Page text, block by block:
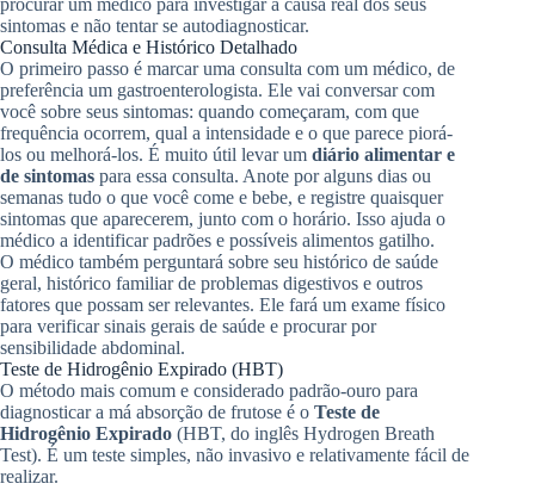
procurar um médico para investigar a causa real dos seus
sintomas e não tentar se autodiagnosticar.
Consulta Médica e Histórico Detalhado
O primeiro passo é marcar uma consulta com um médico, de
preferência um gastroenterologista. Ele vai conversar com
você sobre seus sintomas: quando começaram, com que
frequência ocorrem, qual a intensidade e o que parece piorá-
los ou melhorá-los. É muito útil levar um diário alimentar e
de sintomas para essa consulta. Anote por alguns dias ou
semanas tudo o que você come e bebe, e registre quaisquer
sintomas que aparecerem, junto com o horário. Isso ajuda o
médico a identificar padrões e possíveis alimentos gatilho.
O médico também perguntará sobre seu histórico de saúde
geral, histórico familiar de problemas digestivos e outros
fatores que possam ser relevantes. Ele fará um exame físico
para verificar sinais gerais de saúde e procurar por
sensibilidade abdominal.
Teste de Hidrogênio Expirado (HBT)
O método mais comum e considerado padrão-ouro para
diagnosticar a má absorção de frutose é o Teste de
Hidrogênio Expirado (HBT, do inglês Hydrogen Breath
Test). É um teste simples, não invasivo e relativamente fácil de
realizar.